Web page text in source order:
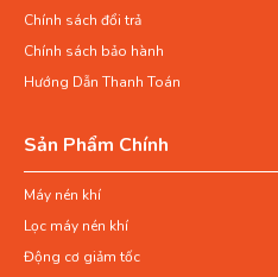
Chính sách đổi trả
Chính sách bảo hành
Hướng Dẫn Thanh Toán
Sản Phẩm Chính
Máy nén khí
Lọc máy nén khí
Động cơ giảm tốc